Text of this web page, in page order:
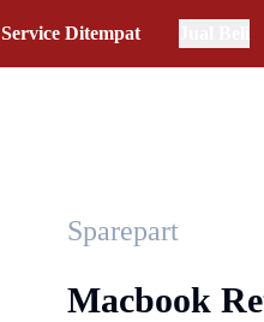
Service Ditempat
Sparepart
Macbook